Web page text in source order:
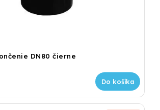
DN80 čierne
Do košíka